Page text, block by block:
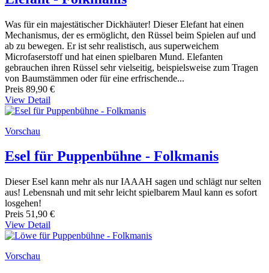
Was für ein majestätischer Dickhäuter! Dieser Elefant hat einen
Mechanismus, der es ermöglicht, den Rüssel beim Spielen auf und
ab zu bewegen. Er ist sehr realistisch, aus superweichem
Microfaserstoff und hat einen spielbaren Mund. Elefanten
gebrauchen ihren Rüssel sehr vielseitig, beispielsweise zum Tragen
von Baumstämmen oder für eine erfrischende...
Preis 89,90 €
View Detail
Vorschau
Esel für Puppenbühne - Folkmanis
Dieser Esel kann mehr als nur IAAAH sagen und schlägt nur selten
aus! Lebensnah und mit sehr leicht spielbarem Maul kann es sofort
losgehen!
Preis 51,90 €
View Detail
Vorschau